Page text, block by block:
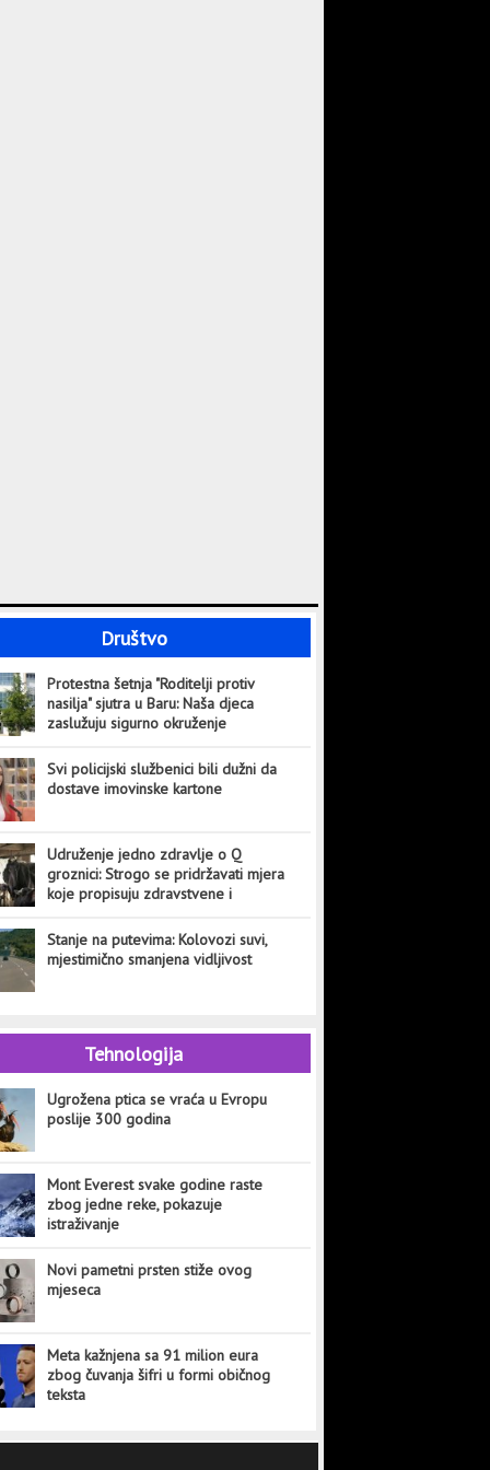
Društvo
Protestna šetnja "Roditelji protiv
nasilja" sjutra u Baru: Naša djeca
zaslužuju sigurno okruženje
Svi policijski službenici bili dužni da
dostave imovinske kartone
Udruženje jedno zdravlje o Q
groznici: Strogo se pridržavati mjera
koje propisuju zdravstvene i
Stanje na putevima: Kolovozi suvi,
mjestimično smanjena vidljivost
Tehnologija
Ugrožena ptica se vraća u Evropu
poslije 300 godina
Mont Everest svake godine raste
zbog jedne reke, pokazuje
istraživanje
Novi pametni prsten stiže ovog
mjeseca
Meta kažnjena sa 91 milion eura
zbog čuvanja šifri u formi običnog
teksta